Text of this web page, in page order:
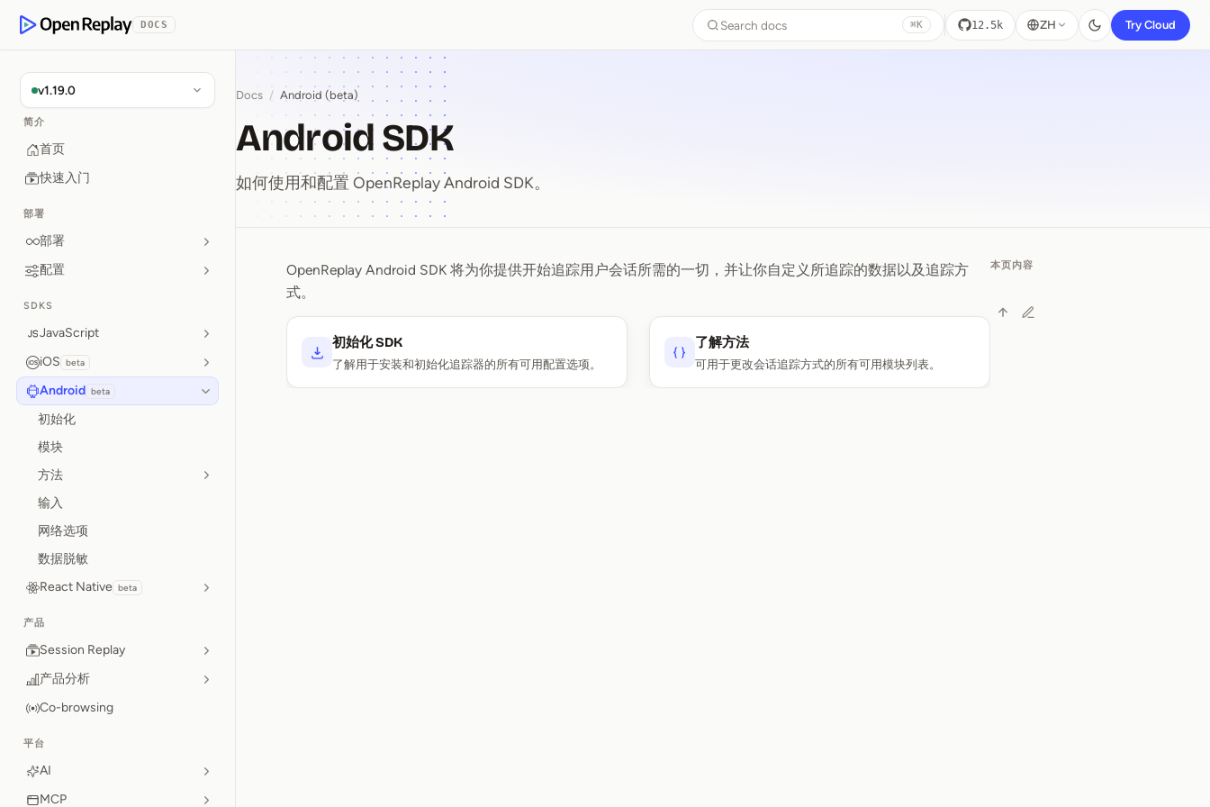
OpenReplay
DOCS Search docs ⌘K 12.5k ZH Try Cloud
v1.19.0
简介
首页
快速入门
部署
部署
配置
SDKS
JavaScript
iOS beta
Android beta
初始化
模块
方法
输入
网络选项
数据脱敏
React Native beta
产品
Session Replay
产品分析
Co-browsing
平台
AI
MCP
Docs / Android (beta)
Android SDK
如何使用和配置 OpenReplay Android SDK。
Android SDK
OpenReplay Android SDK 将为你提供开始追踪用户会话所需的一切，并让你自定义所追踪的数据以及追踪方
式。
初始化 SDK
了解用于安装和初始化追踪器的所有可用配置选项。
了解方法
可用于更改会话追踪方式的所有可用模块列表。
本页内容